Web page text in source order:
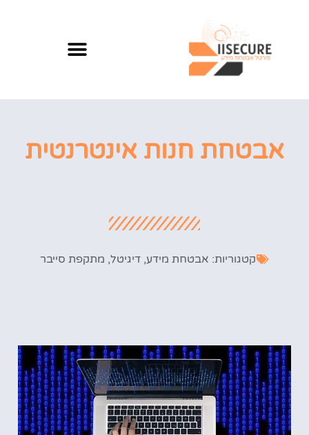
אבטחת חנות אינטרנטית
קטגוריות: אבטחת מידע, דיגיטל, מתקפת סייבר